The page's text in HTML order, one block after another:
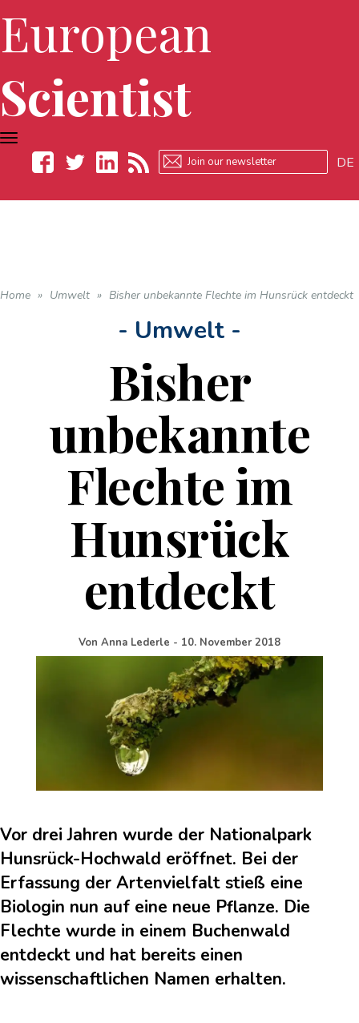
European
Scientist
DE
TOGGLE
NAVIGATION
Home » Umwelt » Bisher unbekannte Flechte im Hunsrück entdeckt
- Umwelt -
Bisher
unbekannte
Flechte im
Hunsrück
entdeckt
Von Anna Lederle - 10. November 2018
Vor drei Jahren wurde der Nationalpark
Hunsrück-Hochwald eröffnet. Bei der
Erfassung der Artenvielfalt stieß eine
Biologin nun auf eine neue Pflanze. Die
Flechte wurde in einem Buchenwald
entdeckt und hat bereits einen
wissenschaftlichen Namen erhalten.